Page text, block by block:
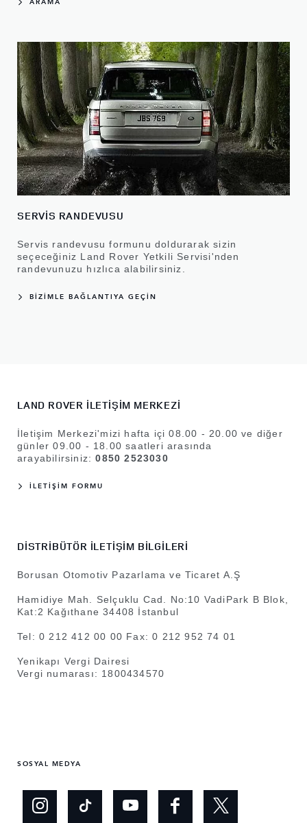
ARAMA
SERVİS RANDEVUSU
Servis randevusu formunu doldurarak sizin
seçeceğiniz Land Rover Yetkili Servisi'nden
randevunuzu hızlıca alabilirsiniz.
BİZİMLE BAĞLANTIYA GEÇİN
LAND ROVER İLETİŞİM MERKEZİ
İletişim Merkezi'mizi hafta içi 08.00 - 20.00 ve diğer
günler 09.00 - 18.00 saatleri arasında
arayabilirsiniz:0850 2523030
İLETİŞİM FORMU
DİSTRİBÜTÖR İLETİŞİM BİLGİLERİ
Borusan Otomotiv Pazarlama ve Ticaret A.Ş
Hamidiye Mah. Selçuklu Cad. No:10 VadiPark B Blok,
Kat:2 Kağıthane 34408 İstanbul
Tel: 0 212 412 00 00 Fax: 0 212 952 74 01
Yenikapı Vergi Dairesi
Vergi numarası: 1800434570
SOSYAL MEDYA